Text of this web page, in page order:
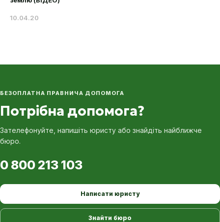
10.04.20
БЕЗОПЛАТНА ПРАВНИЧА ДОПОМОГА
Потрібна допомога?
Зателефонуйте, напишіть юристу або знайдіть найближче
бюро.
0 800 213 103
Написати юристу
Знайти бюро